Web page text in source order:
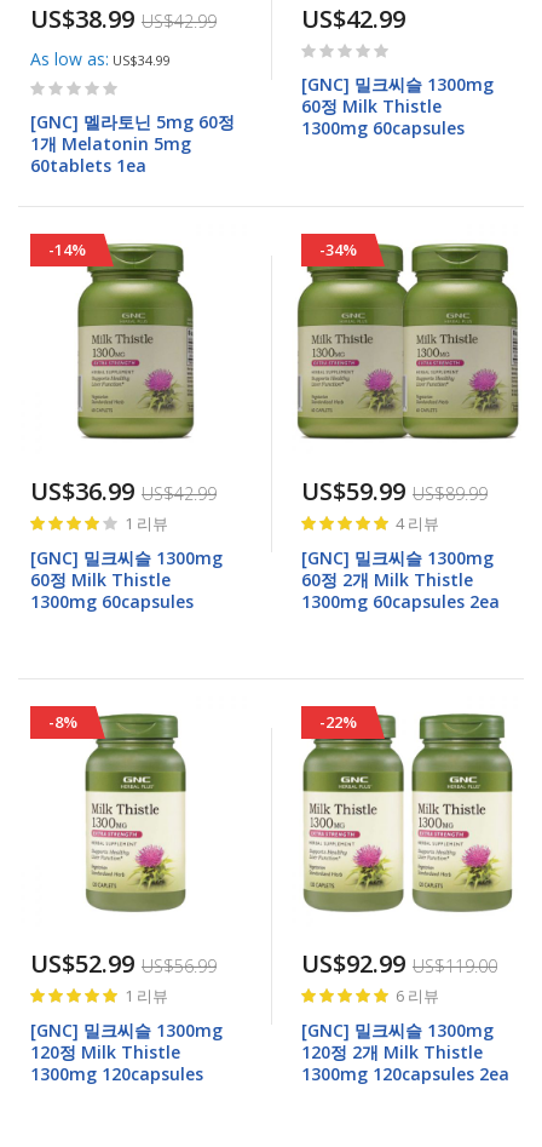
US$38.99 US$42.99
As low as US$34.99
Rating:
[GNC] 멜라토닌 5mg 60정
1개 Melatonin 5mg
60tablets 1ea
US$42.99
Rating:
[GNC] 밀크씨슬 1300mg
60정 Milk Thistle
1300mg 60capsules
-14%
US$36.99 US$42.99
Rating:
1 리뷰
[GNC] 밀크씨슬 1300mg
60정 Milk Thistle
1300mg 60capsules
-34%
US$59.99 US$89.99
Rating:
4리뷰
[GNC] 밀크씨슬 1300mg
60정 2개 Milk Thistle
1300mg 60capsules 2ea
-8%
US$52.99 US$56.99
Rating:
1 리뷰
[GNC] 밀크씨슬 1300mg
120정 Milk Thistle
1300mg 120capsules
-22%
US$92.99 US$119.00
Rating:
6 리뷰
[GNC] 밀크씨슬 1300mg
120정 2개 Milk Thistle
1300mg 120capsules 2ea